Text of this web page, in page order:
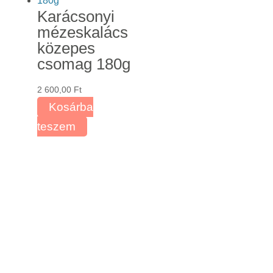
A
változatok
termékoldalon
Karácsonyi
mézeskalács
közepes
csomag 180g
2 600,00 Ft
Kosárba
teszem